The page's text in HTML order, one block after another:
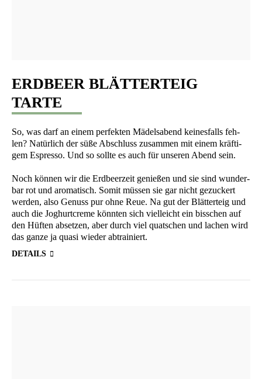
ERDBEER BLÄTTERTEIG
TARTE
So, was darf an einem per­fek­ten Mädels­abend kei­nes­falls feh­
len? Natür­lich der süße Abschluss zusam­men mit einem kräf­ti­
gem Espres­so. Und so soll­te es auch für unse­ren Abend sein.
Noch kön­nen wir die Erd­beer­zeit genie­ßen und sie sind wun­der­
bar rot und aro­ma­tisch. Somit müs­sen sie gar nicht gezu­ckert
wer­den, also Genuss pur ohne Reue. Na gut der Blät­ter­teig und
auch die Joghurt­creme könn­ten sich viel­leicht ein biss­chen auf
den Hüf­ten abset­zen, aber durch viel quat­schen und lachen wird
das gan­ze ja qua­si wie­der abtrainiert.
DETAILS